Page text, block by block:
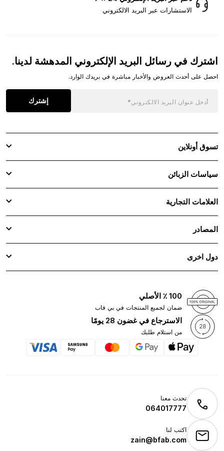
الاستشارات عبر البريد الالكتروني
اشترك في رسائل البريد الإلكتروني المدهشة لدينا.
احصل على أحدث العروض والأخبار مباشرة في بريدك الوارد.
إشترك
تسوق أونلاين
سياسات الزبائن
العلامات التجارية
المصادر
دول اخرى
100 ٪ الأصلي
ضمان لجميع المنتجات في بي فاب
الاسترجاع في غضون 28 يومًا
من استلام طلبك
تحدث معنا
064017777
اكتب لنا
zain@bfab.com